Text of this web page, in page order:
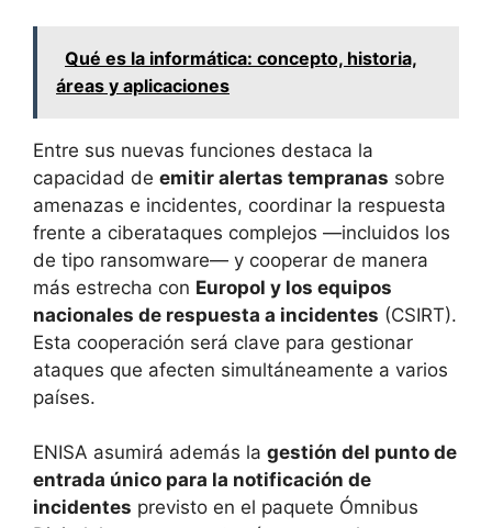
Qué es la informática: concepto, historia,
áreas y aplicaciones
Entre sus nuevas funciones destaca la
capacidad de emitir alertas tempranas sobre
amenazas e incidentes, coordinar la respuesta
frente a ciberataques complejos —incluidos los
de tipo ransomware— y cooperar de manera
más estrecha con Europol y los equipos
nacionales de respuesta a incidentes (CSIRT).
Esta cooperación será clave para gestionar
ataques que afecten simultáneamente a varios
países.
ENISA asumirá además la gestión del punto de
entrada único para la notificación de
incidentes previsto en el paquete Ómnibus